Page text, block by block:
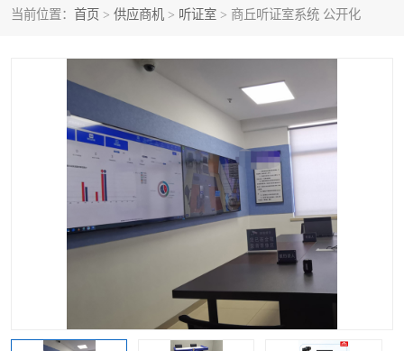
当前位置： 首页 > 供应商机 > 听证室 > 商丘听证室系统 公开化